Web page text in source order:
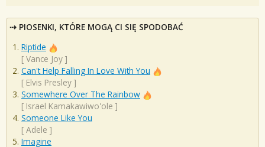
PIOSENKI, KTÓRE MOGĄ CI SIĘ SPODOBAĆ
Riptide
[ Vance Joy ]
Can't Help Falling In Love With You
[ Elvis Presley ]
Somewhere Over The Rainbow
[ Israel Kamakawiwo'ole ]
Someone Like You
[ Adele ]
Imagine